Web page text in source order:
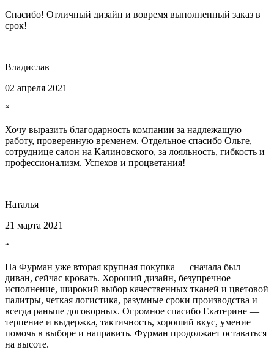
Спасибо! Отличный дизайн и вовремя выполненный заказ в
срок!
Владислав
02 апреля 2021
“
Хочу выразить благодарность компании за надлежащую
работу, проверенную временем. Отдельное спасибо Ольге,
сотруднице салон на Калиновского, за лояльность, гибкость и
профессионализм. Успехов и процветания!
Наталья
21 марта 2021
“
На Фурман уже вторая крупная покупка — сначала был
диван, сейчас кровать. Хороший дизайн, безупречное
исполнение, широкий выбор качественных тканей и цветовой
палитры, четкая логистика, разумные сроки производства и
всегда раньше договорных. Огромное спасибо Екатерине —
терпение и выдержка, тактичность, хороший вкус, умение
помочь в выборе и направить. Фурман продолжает оставаться
на высоте.